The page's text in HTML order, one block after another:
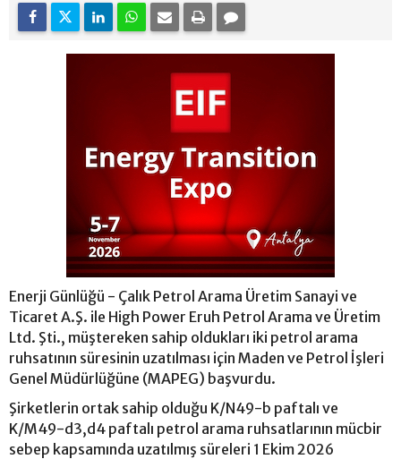
Enerji Günlüğü - Çalık Petrol Arama Üretim Sanayi ve
Ticaret A.Ş. ile High Power Eruh Petrol Arama ve Üretim
Ltd. Şti., müştereken sahip oldukları iki petrol arama
ruhsatının süresinin uzatılması için Maden ve Petrol İşleri
Genel Müdürlüğüne (MAPEG) başvurdu.
Şirketlerin ortak sahip olduğu K/N49-b paftalı ve
K/M49-d3,d4 paftalı petrol arama ruhsatlarının mücbir
sebep kapsamında uzatılmış süreleri 1 Ekim 2026